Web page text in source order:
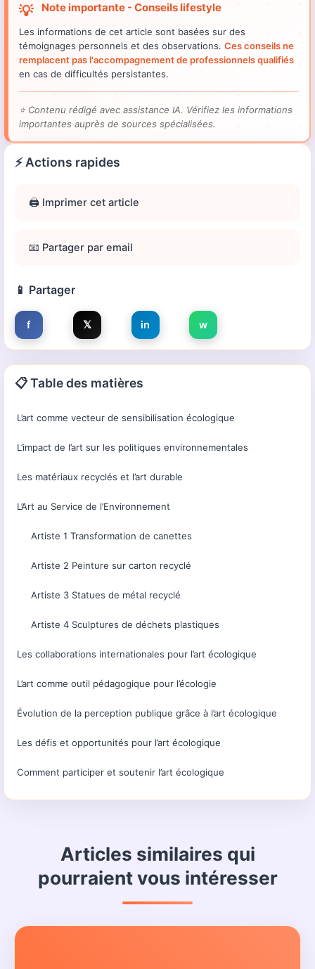
💡 Note importante - Conseils lifestyle
Les informations de cet article sont basées sur des
témoignages personnels et des observations. Ces conseils ne
remplacent pas l'accompagnement de professionnels qualifiés
en cas de difficultés persistantes.
⭐ Contenu rédigé avec assistance IA. Vérifiez les informations
importantes auprès de sources spécialisées.
⚡ Actions rapides
🖨️ Imprimer cet article
📧 Partager par email
📱 Partager
f 𝕏 in w
📋 Table des matières
L’art comme vecteur de sensibilisation écologique
L’impact de l’art sur les politiques environnementales
Les matériaux recyclés et l’art durable
L’Art au Service de l’Environnement
Artiste 1 Transformation de canettes
Artiste 2 Peinture sur carton recyclé
Artiste 3 Statues de métal recyclé
Artiste 4 Sculptures de déchets plastiques
Les collaborations internationales pour l’art écologique
L’art comme outil pédagogique pour l’écologie
Évolution de la perception publique grâce à l’art écologique
Les défis et opportunités pour l’art écologique
Comment participer et soutenir l’art écologique
Articles similaires qui
pourraient vous intéresser